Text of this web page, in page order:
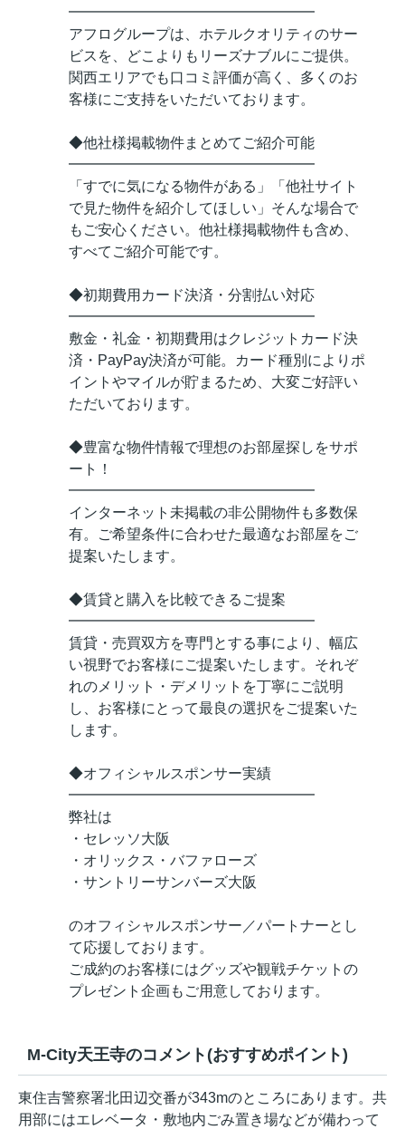
━━━━━━━━━━━━━━━━━
アフログループは、ホテルクオリティのサー
ビスを、どこよりもリーズナブルにご提供。
関西エリアでも口コミ評価が高く、多くのお
客様にご支持をいただいております。
◆他社様掲載物件まとめてご紹介可能
━━━━━━━━━━━━━━━━━
「すでに気になる物件がある」「他社サイト
で見た物件を紹介してほしい」そんな場合で
もご安心ください。他社様掲載物件も含め、
すべてご紹介可能です。
◆初期費用カード決済・分割払い対応
━━━━━━━━━━━━━━━━━
敷金・礼金・初期費用はクレジットカード決
済・PayPay決済が可能。カード種別によりポ
イントやマイルが貯まるため、大変ご好評い
ただいております。
◆豊富な物件情報で理想のお部屋探しをサポ
ート！
━━━━━━━━━━━━━━━━━
インターネット未掲載の非公開物件も多数保
有。ご希望条件に合わせた最適なお部屋をご
提案いたします。
◆賃貸と購入を比較できるご提案
━━━━━━━━━━━━━━━━━
賃貸・売買双方を専門とする事により、幅広
い視野でお客様にご提案いたします。それぞ
れのメリット・デメリットを丁寧にご説明
し、お客様にとって最良の選択をご提案いた
します。
◆オフィシャルスポンサー実績
━━━━━━━━━━━━━━━━━
弊社は
・セレッソ大阪
・オリックス・バファローズ
・サントリーサンバーズ大阪
のオフィシャルスポンサー／パートナーとし
て応援しております。
ご成約のお客様にはグッズや観戦チケットの
プレゼント企画もご用意しております。
M-City天王寺のコメント(おすすめポイント)
東住吉警察署北田辺交番が343mのところにあります。共
用部にはエレベータ・敷地内ごみ置き場などが備わって